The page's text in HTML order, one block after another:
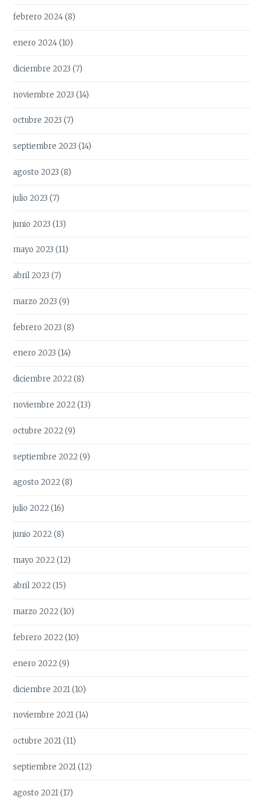
febrero 2024(8)
enero 2024(10)
diciembre 2023 (7)
noviembre 2023 (14)
octubre 2023 (7)
septiembre 2023 (14)
agosto 2023 (8)
julio 2023 (7)
junio 2023 (13)
mayo 2023 (11)
abril 2023 (7)
marzo 2023 (9)
febrero 2023 (8)
enero 2023 (14)
diciembre 2022(8)
noviembre 2022(13)
octubre 2022(9)
septiembre 2022(9)
agosto 2022(8)
julio 2022(16)
junio 2022(8)
mayo 2022(12)
abril 2022(15)
marzo 2022(10)
febrero 2022(10)
enero 2022(9)
diciembre 2021(10)
noviembre 2021(14)
octubre 2021(11)
septiembre 2021(12)
agosto 2021(17)